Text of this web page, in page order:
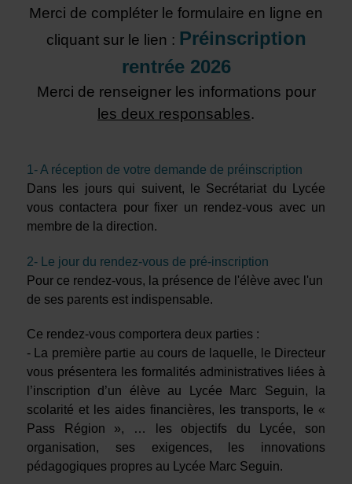
Merci de compléter le formulaire en ligne en
cliquant sur le lien : Préinscription
rentrée 2026
Merci de renseigner les informations pour
les deux responsables.
1- A réception de votre demande de préinscription
Dans les jours qui suivent, le Secrétariat du Lycée
vous contactera pour fixer un rendez-vous avec un
membre de la direction.
2- Le jour du rendez-vous de pré-inscription
Pour ce rendez-vous, la présence de l'élève avec l'un
de ses parents est indispensable.
Ce rendez-vous comportera deux parties :
- La première partie au cours de laquelle, le Directeur
vous présentera l es formalités administratives liées à
l’inscription d’un élève au Lycée Marc Seguin, la
scolarité et les aides financières, les transports, le «
Pass Région », …
les objectifs du Lycée, son
organisation, ses exigences, les innovations
pédagogiques propres au Lycée Marc Seguin.